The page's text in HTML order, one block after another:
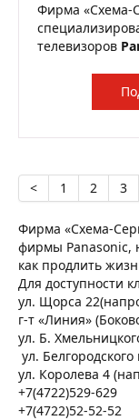
Фирма «Схема-
телевизоров
< 1 2 3
Фирма «Схема-
фирмы Panasonic,
как продлить
Для доступности
ул. Щорса
г-т «Линия»
ул. Б.
ул. Белгородского
ул. Королева 4
+7(4722)529-629
+7(4722)52-52-52